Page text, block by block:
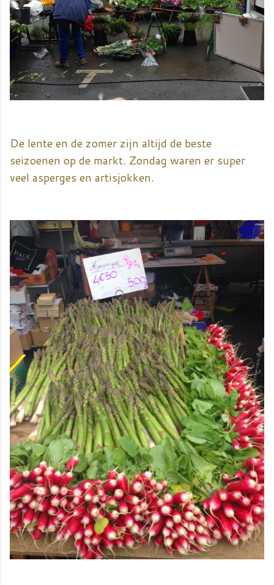
De lente en de zomer zijn altijd de beste
seizoenen op de markt. Zondag waren er super
veel asperges en artisjokken.